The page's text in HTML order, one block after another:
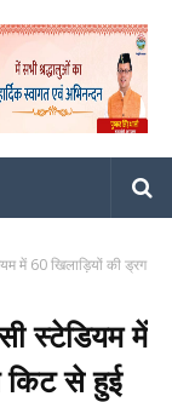
में 60 खिलाड़ियों की ड्रग
स्टेडियम में
किट से हुई